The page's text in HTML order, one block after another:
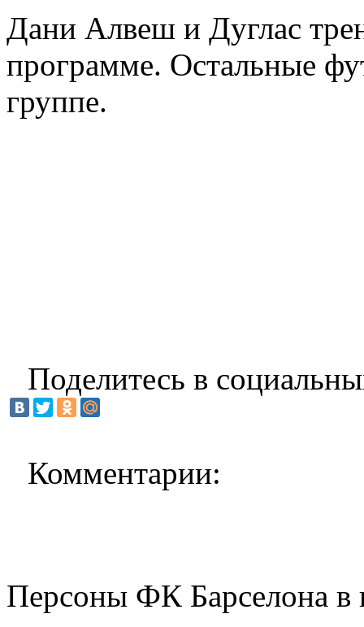
Дани Алвеш и Дуглас
программе. Остальные
группе.
Поделитесь в
Комментарии:
Персоны ФК Барселона в